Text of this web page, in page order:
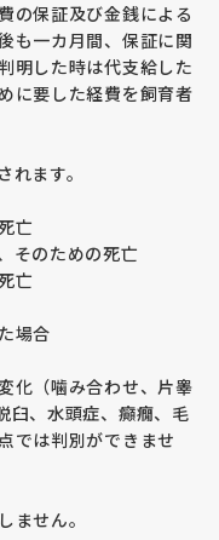
の保証及び金銭による
も一カ月間、保証に関
明した時は代支給した
に要した経費を飼育者
ます。
亡
そのための死亡
亡
場合
化（噛み合わせ、片睾
臼、水頭症、癲癇、毛
では判別ができませ
せん。